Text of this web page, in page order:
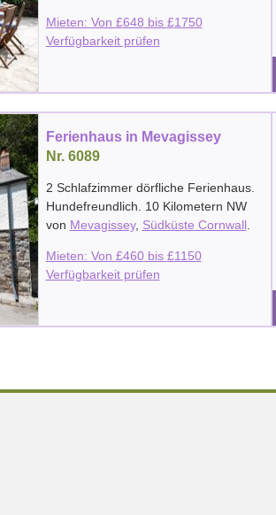
Mieten: Von £648 bis £1750
Verfügbarkeit prüfen
Ferienhaus in Mevagissey
Nr. 6089
2 Schlafzimmer dörfliche Ferienhaus.
Hundefreundlich. 10 Kilometern NW
von Mevagissey, Südküste Cornwall.
Mieten: Von £460bis £1150
Verfügbarkeit prüfen